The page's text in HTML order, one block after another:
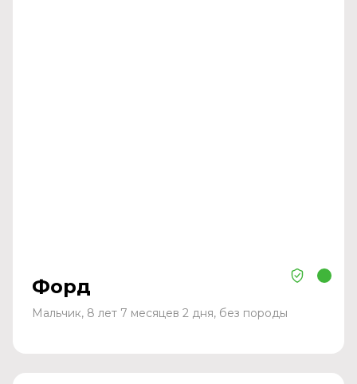
Форд
Мальчик, 8 лет 7 месяцев 2 дня, без породы